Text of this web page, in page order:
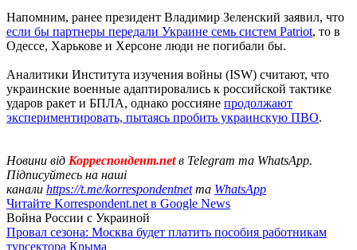
Напомним, ранее президент Владимир Зеленский заявил, что
если бы партнеры передали Украине семь систем Patriot, то в
Одессе, Харькове и Херсоне люди не погибали бы.
Аналитики Института изучения войны (ISW) считают, что
украинские военные адаптировались к российской тактике
ударов ракет и БПЛА, однако россияне продолжают
экспериментировать, пытаясь пробить украинскую ПВО.
Новини від Корреспондент.netв Telegram та WhatsApp.
Підписуйтесь на наші
канали https://t.me/korrespondentnetта WhatsApp
Читайте Korrespondent.net в Google News
Война России с Украиной
Провал сезона: Москва будет платить пособия работникам
турсектора Крыма